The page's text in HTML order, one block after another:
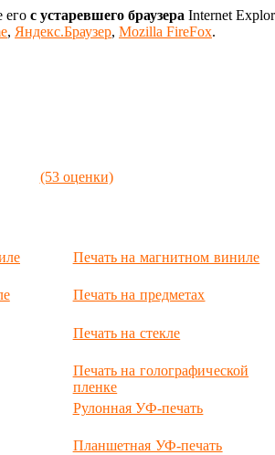
его с устаревшего браузера Internet
, Яндекс.Браузер, Mozilla FireFox.
(53 оценки)
Печать на магнитном виниле
Печать на предметах
Печать на стекле
Печать на голографической
пленке
Рулонная УФ-печать
Планшетная УФ-печать